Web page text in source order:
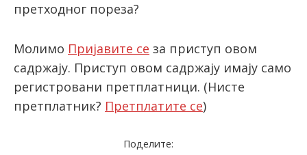
претходног пореза?
Молимо Пријавите се за приступ овом
садржају. Приступ овом садржају имају само
регистровани претплатници. (Нисте
претплатник? Претплатите се)
Поделите: